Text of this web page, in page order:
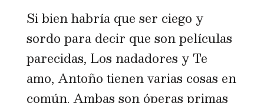
Si bien habría que ser ciego y
sordo para decir que son películas
parecidas, Los nadadores y Te
amo, Antoño tienen varias cosas en
común. Ambas son óperas primas